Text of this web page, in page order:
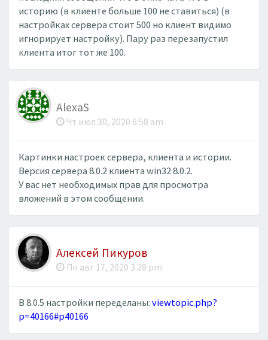
историю (в клиенте больше 100 не ставиться) (в
настройках сервера стоит 500 но клиент видимо
игнорирует настройку). Пару раз перезапустил
клиента итог тот же 100.
AlexaS
Чт июл 30, 2020 6:58 am
Картинки настроек сервера, клиента и истории.
Версия сервера 8.0.2 клиента win32 8.0.2.
У вас нет необходимых прав для просмотра
вложений в этом сообщении.
Алексей Пикуров
Пн авг 17, 2020 3:28 pm
В 8.0.5 настройки переделаны:viewtopic.php?
p=40166#p40166